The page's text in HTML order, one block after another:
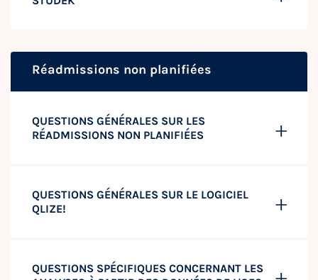
Réadmissions non planifiées
QUESTIONS GÉNÉRALES SUR LES
RÉADMISSIONS NON PLANIFIÉES
QUESTIONS GÉNÉRALES SUR LE LOGICIEL
QLIZE!
QUESTIONS SPÉCIFIQUES CONCERNANT LES